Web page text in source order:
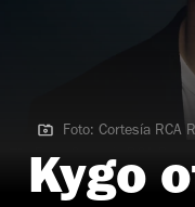
Foto: Cortesía RCA
Foto: Cortesía RCA
Kygo